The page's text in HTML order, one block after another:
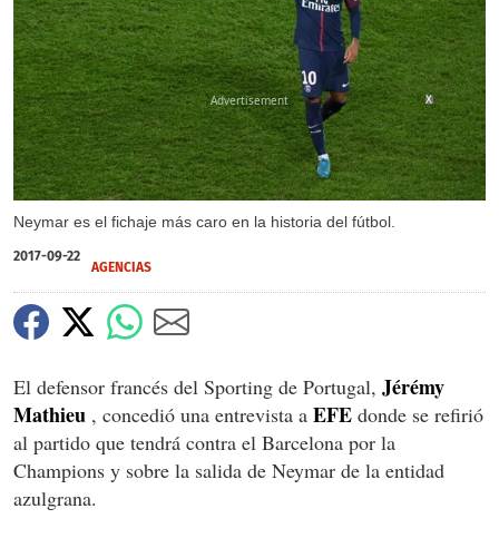
Neymar es el fichaje más caro en la historia del fútbol.
X
2017-09-22
AGENCIAS
El defensor francés del Sporting de Portugal, Jérémy
Mathieu , concedió una entrevista a EFE donde se refirió
al partido que tendrá contra el Barcelona por la
Champions y sobre la salida de Neymar de la entidad
azulgrana.